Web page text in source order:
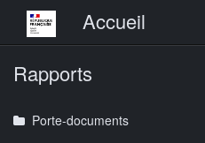
Menu principalAccueil
Rapports
Porte-documents